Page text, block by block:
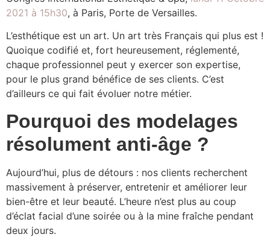
2021 à 15h30, à Paris, Porte de Versailles.
L’esthétique est un art. Un art très Français qui plus est !
Quoique codifié et, fort heureusement, réglementé,
chaque professionnel peut y exercer son expertise,
pour le plus grand bénéfice de ses clients. C’est
d’ailleurs ce qui fait évoluer notre métier.
Pourquoi des modelages
résolument anti-âge ?
Aujourd’hui, plus de détours : nos clients recherchent
massivement à préserver, entretenir et améliorer leur
bien-être et leur beauté. L’heure n’est plus au coup
d’éclat facial d’une soirée ou à la mine fraîche pendant
deux jours.